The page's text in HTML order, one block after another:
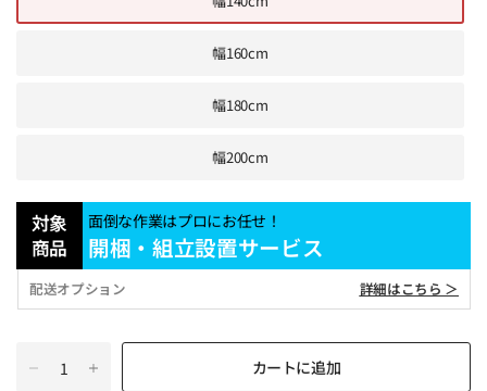
幅160cm
幅180cm
幅200cm
対象
商品
面倒な作業はプロにお任せ！
開梱・組立設置サービス
配送オプション 詳細はこちら ＞
カートに追加